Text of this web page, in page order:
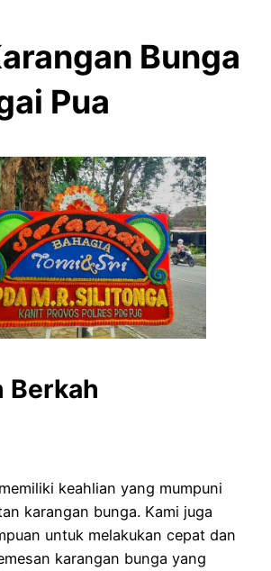
Bunga
Pua
Berkah
keahlian yang mumpuni
karangan bunga. Kami juga
untuk melakukan cepat dan
karangan bunga yang